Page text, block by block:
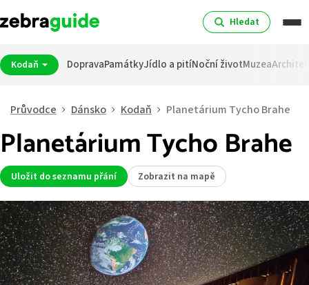
Hledat
Kodaň DopravaPamátkyJídlo a pitíNoční životMuzea
Průvodce Dánsko Kodaň Planetárium Tycho Brahe
Planetárium Tycho Brahe
Uložit do seznamu přání Zobrazit na mapě